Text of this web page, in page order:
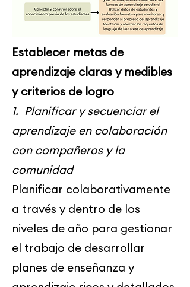
Establecer metas de
aprendizaje claras y medibles
y criterios de logro
1. Planificar y secuenciar el
aprendizaje en colaboración
con compañeros y la
comunidad
Planificar colaborativamente
a través y dentro de los
niveles de año para gestionar
el trabajo de desarrollar
planes de enseñanza y